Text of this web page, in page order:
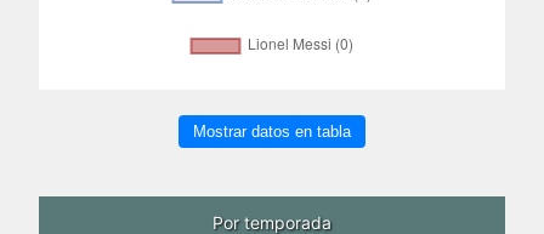
Mostrar datos en tabla
Por temporada